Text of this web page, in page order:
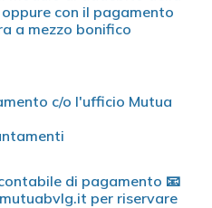
con il pagamento
a mezzo bonifico
c/o l'ufficio Mutua
di pagamento 📧
per riservare